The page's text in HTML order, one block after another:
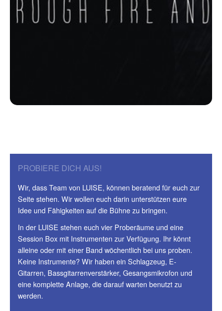
PROBIERE DICH AUS!
Wir, dass Team von LUISE, können beratend für euch zur
Seite stehen. Wir wollen euch darin unterstützen eure
Idee und Fähigkeiten auf die Bühne zu bringen.
In der LUISE stehen euch vier Proberäume und eine
Session Box mit Instrumenten zur Verfügung. Ihr könnt
alleine oder mit einer Band wöchentlich bei uns proben.
Keine Instrumente? Wir haben ein Schlagzeug, E-
Gitarren, Bassgitarrenverstärker, Gesangsmikrofon und
eine komplette Anlage, die darauf warten benutzt zu
werden.